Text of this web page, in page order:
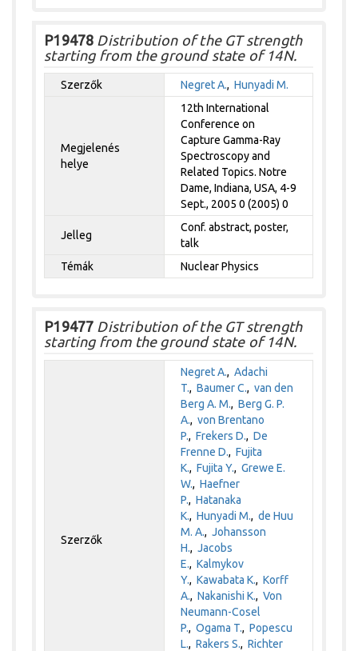
P19478 Distribution of the GT strength
starting from the ground state of 14N.
Szerzők Negret A.,Hunyadi M.
Megjelenés
helye
12th International
Conference on
Capture Gamma-Ray
Spectroscopy and
Related Topics. Notre
Dame, Indiana, USA, 4-9
Sept., 2005 0 (2005) 0
Jelleg
Conf. abstract, poster,
talk
Témák
Nuclear Physics
P19477 Distribution of the GT strength
starting from the ground state of 14N.
Szerzők
Negret A.,Adachi
T.,Baumer C.,van den
Berg A. M.,Berg G. P.
A.,von Brentano
P.,Frekers D.,De
Frenne D.,Fujita
K.,Fujita Y.,Grewe E.
W.,Haefner
P.,Hatanaka
K.,Hunyadi M.,de Huu
M. A.,Johansson
H.,Jacobs
E.,Kalmykov
Y.,Kawabata K.,Korff
A.,Nakanishi K.,Von
Neumann-Cosel
P.,Ogama T.,Popescu
L.,Rakers S.,Richter